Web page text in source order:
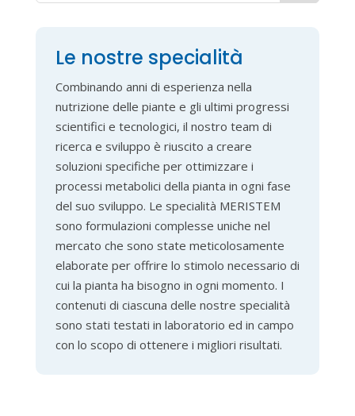
Le nostre specialità
Combinando anni di esperienza nella
nutrizione delle piante e gli ultimi progressi
scientifici e tecnologici, il nostro team di
ricerca e sviluppo è riuscito a creare
soluzioni specifiche per ottimizzare i
processi metabolici della pianta in ogni fase
del suo sviluppo. Le specialità MERISTEM
sono formulazioni complesse uniche nel
mercato che sono state meticolosamente
elaborate per offrire lo stimolo necessario di
cui la pianta ha bisogno in ogni momento. I
contenuti di ciascuna delle nostre specialità
sono stati testati in laboratorio ed in campo
con lo scopo di ottenere i migliori risultati.